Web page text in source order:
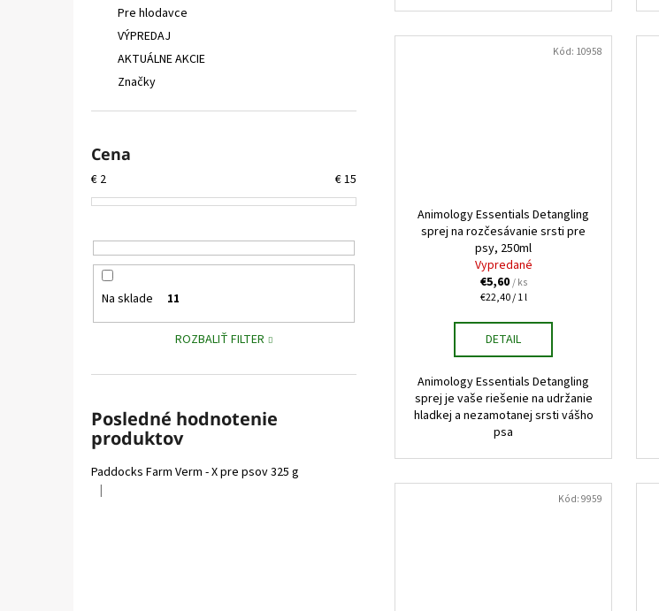
Pre hlodavce
VÝPREDAJ
AKTUÁLNE AKCIE
Značky
Cena
€ 2 €15
Na sklade 11
ROZBALIŤ FILTER
Posledné hodnotenie
produktov
Paddocks Farm Verm - X pre psov 325 g
Hodnotenie produktu je 5 z 5 hviezdičiek.
|
Animology Essentials Detangling
sprej na rozčesávanie srsti pre
psy, 250ml
Vypredané
€5,60/ ks
Jednotková
€22,40 / 1 l
DETAIL
Animology Essentials Detangling
sprej je vaše riešenie na udržanie
hladkej a nezamotanej srsti vášho
psa
Kód: 10958
Kód:9959